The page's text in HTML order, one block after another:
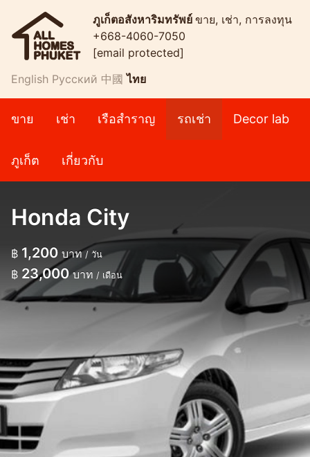
ภูเก็ตอสังหาริมทรัพย์ ขาย, เช่า, การลงทุน
+668-4060-7050
[email protected]
English Русский 中國 ไทย
ขาย เช่า เรือสำราญ รถเช่า Decor lab
ภูเก็ต เกี่ยวกับ
Honda City
฿ 1,200 บาท/ วัน
฿ 23,000บาท / เดือน